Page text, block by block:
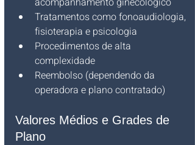
Tratamentos como fonoaudiologia,
fisioterapia e psicologia
Procedimentos de alta
complexidade
Reembolso (dependendo da
operadora e plano contratado)
Valores Médios e Grades de
Plano